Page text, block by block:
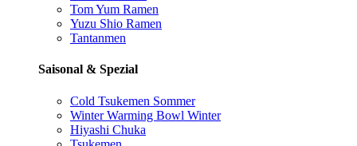
Tom Yum Ramen
Yuzu Shio Ramen
Tantanmen
Saisonal & Spezial
Cold Tsukemen Sommer
Winter Warming Bowl Winter
Hiyashi Chuka